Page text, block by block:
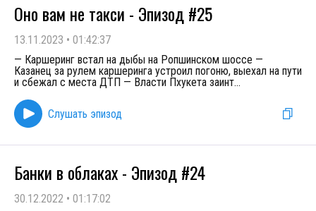
Оно вам не такси - Эпизод #25
13.11.2023 • 01:42:37
— Каршеринг встал на дыбы на Ропшинском шоссе —
Казанец за рулем каршеринга устроил погоню, выехал на пути
и сбежал с места ДТП — Власти Пхукета заинт...
Слушать эпизод
Банки в облаках - Эпизод #24
30.12.2022 • 01:17:02